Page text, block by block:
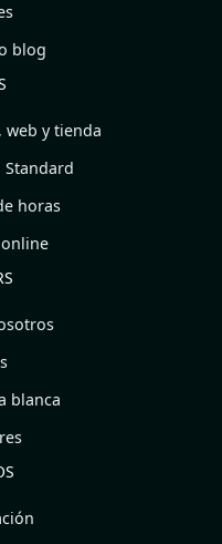
blog
web y tienda
Standard
horas
blanca